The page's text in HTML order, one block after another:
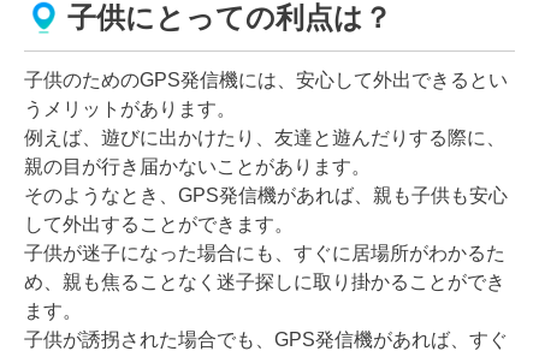
子供にとっての利点は？
子供のためのGPS発信機には、安心して外出できるとい
うメリットがあります。
例えば、遊びに出かけたり、友達と遊んだりする際に、
親の目が行き届かないことがあります。
そのようなとき、GPS発信機があれば、親も子供も安心
して外出することができます。
子供が迷子になった場合にも、すぐに居場所がわかるた
め、親も焦ることなく迷子探しに取り掛かることができ
ます。
子供が誘拐された場合でも、GPS発信機があれば、すぐ